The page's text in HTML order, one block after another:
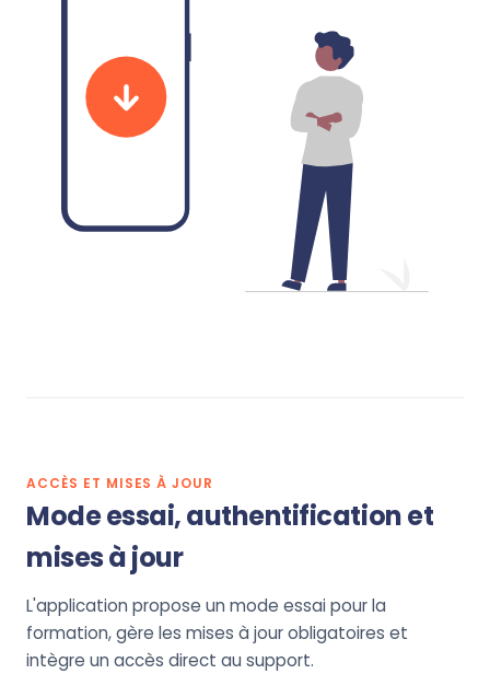
ACCÈS ET MISES À JOUR
Mode essai, authentification et
mises à jour
L'application propose un mode essai pour la
formation, gère les mises à jour obligatoires et
intègre un accès direct au support.